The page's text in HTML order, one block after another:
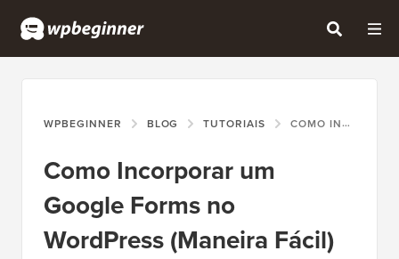
WPBEGINNER BLOG TUTORIAIS COMO INCORPORAR UM GOOGLE FORMS NO WORDPRESS (MANEIRA FÁCIL)
Como Incorporar um
Google Forms no
WordPress (Maneira Fácil)